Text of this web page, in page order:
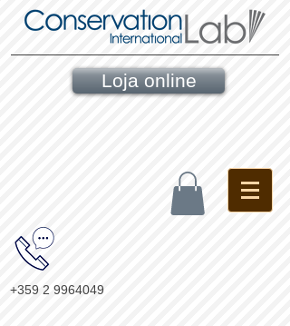
Loja online
+359 2 9964049